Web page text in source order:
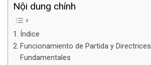
Nội dung chính
Índice
Funcionamiento de Partida y Directrices
Fundamentales